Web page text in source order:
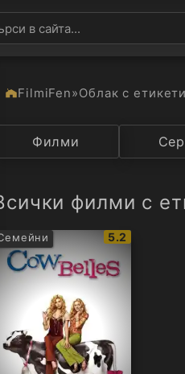
FilmiFen»Облак с етикети
Категория Държава
Филми
филми с
IMDb
5.2